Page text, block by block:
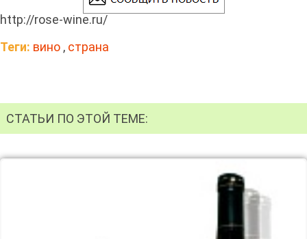
http://rose-wine.ru/
Теги: вино , страна
СТАТЬИ ПО ЭТОЙ ТЕМЕ: